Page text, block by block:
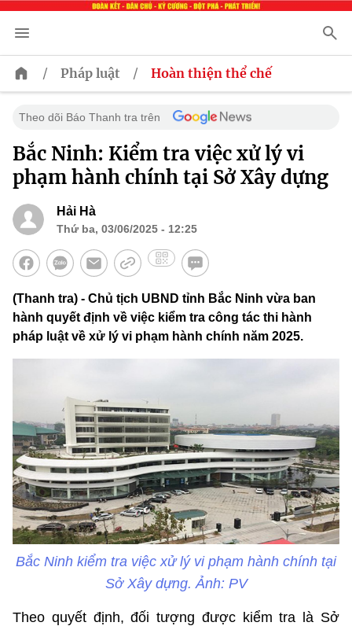
/ Pháp luật / Hoàn thiện thể chế
Theo dõi Báo Thanh tra trên
Bắc Ninh: Kiểm tra việc xử lý vi
phạm hành chính tại Sở Xây dựng
Hải Hà
Thứ ba, 03/06/2025 - 12:25
(Thanh tra) - Chủ tịch UBND tỉnh Bắc Ninh vừa ban
hành quyết định về việc kiểm tra công tác thi hành
pháp luật về xử lý vi phạm hành chính năm 2025.
Bắc Ninh kiểm tra việc xử lý vi phạm hành chính tại
Sở Xây dựng. Ảnh: PV
Theo quyết định, đối tượng được kiểm tra là Sở